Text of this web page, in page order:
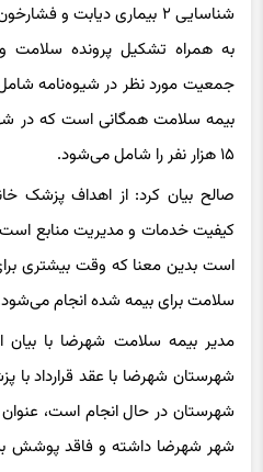
شناسایی ۲ بیماری دیابت و
به همراه تشکیل پرونده
جمعیت مورد نظر در شیوه‌نامه
بیمه سلامت همگانی است که در
۱۵ هزار نفر را شامل می‌شود.
صالح بیان کرد: از اهداف پزشک
کیفیت خدمات و مدیریت منابع
است بدین معنا که وقت بیشتری
سلامت برای بیمه شده انجام
مدیر بیمه سلامت شهرضا با بیان
شهرستان شهرضا با عقد قرارداد
شهرستان در حال انجام است،
شهر شهرضا داشته و فاقد پوشش